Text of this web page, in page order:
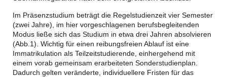
Im Präsenzstudium beträgt die Regelstudienzeit vier Semester
(zwei Jahre), im hier vorgeschlagenen berufsbegleitenden
Modus ließe sich das Studium in etwa drei Jahren absolvieren
(Abb.1). Wichtig für einen reibungsfreien Ablauf ist eine
Immatrikulation als Teilzeitstudierende, einhergehend mit
einem vorab gemeinsam erarbeiteten Sonderstudienplan.
Dadurch gelten veränderte, individuellere Fristen für das